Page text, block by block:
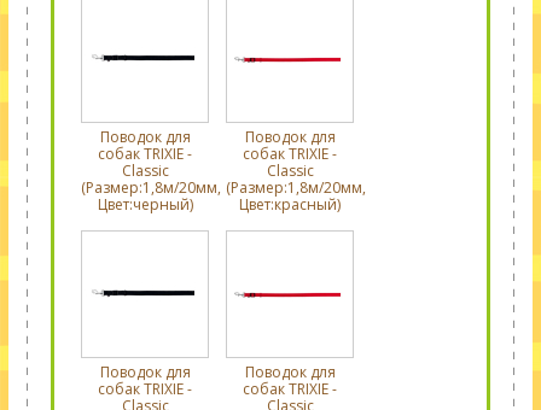
Поводок для
собак TRIXIE -
Classic
(Размер:1,8м/20мм,
Цвет:черный)
Поводок для
собак TRIXIE -
Classic
(Размер:1,8м/20мм,
Цвет:красный)
Поводок для
собак TRIXIE -
Classic
Поводок для
собак TRIXIE -
Classic